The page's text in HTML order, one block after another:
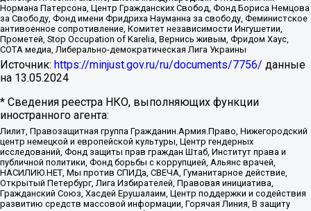
Нормана Патерсона, Центр Гражданских Свобод, Фонд Бориса Немцова
за Свободу, Фонд имени Фридриха Науманна за свободу, Феминистское
антивоенное сопротивление, Комитет независимости Ингушетии,
Прометей, Stop Occupation of Karelia, Вернись живым, Фридом Хаус,
СОТА медиа, Либерально-демократическая Лига Украины
Источник: https://minjust.gov.ru/ru/documents/7756/ данные
на 13.05.2024
* Сведения реестра НКО, выполняющих функции
иностранного агента:
Лилит, Правозащитная группа Гражданин.Армия.Право, Нижегородский
центр немецкой и европейской культуры, Центр гендерных
исследований, Фонд защиты прав граждан Штаб, Институт права и
публичной политики, Фонд борьбы с коррупцией, Альянс врачей,
НАСИЛИЮ.НЕТ, Мы против СПИДа, СВЕЧА, Гуманитарное действие,
Открытый Петербург, Лига Избирателей, Правовая инициатива,
Гражданский Союз, Хасдей Ерушалаим, Центр поддержки и содействия
развитию средств массовой информации, Горячая Линия, В защиту